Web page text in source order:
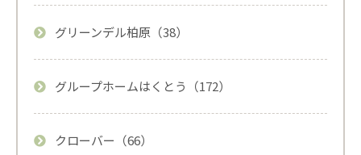
グリーンデル柏原（38）
グループホームはくとう（172）
クローバー（66）